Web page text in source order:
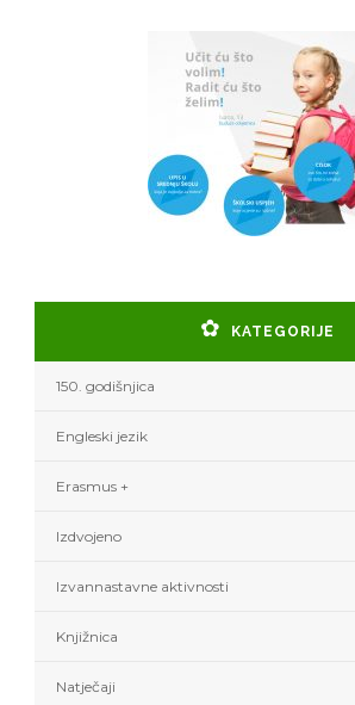
KATEGORIJE
150. godišnjica
Engleski jezik
Erasmus +
Izdvojeno
Izvannastavne aktivnosti
Knjižnica
Natječaji